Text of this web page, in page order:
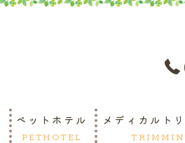
ペットホテル
PETHOTEL
メディカルト